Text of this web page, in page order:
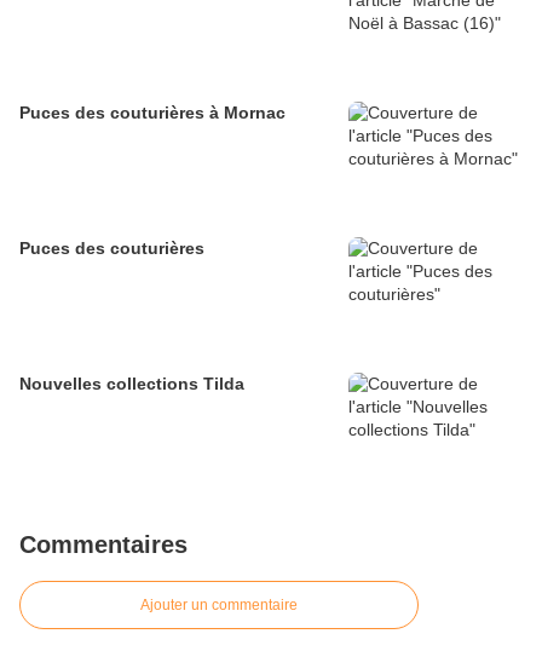
Puces des couturières à Mornac
Puces des couturières
Nouvelles collections Tilda
Commentaires
Ajouter un commentaire